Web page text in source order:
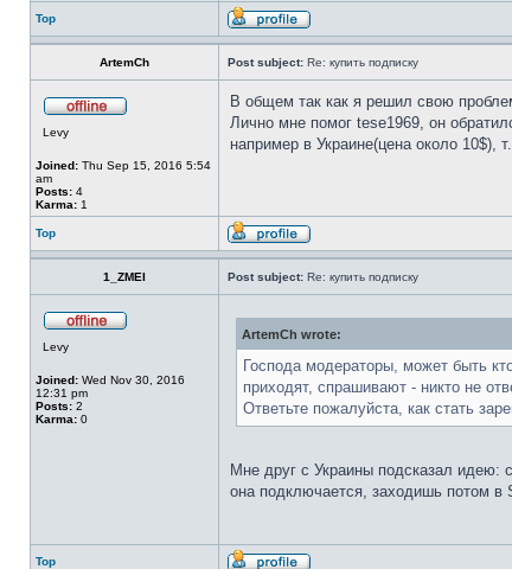
Top
ArtemCh Post subject: Re: купить подписку
Levy
Joined: Thu Sep 15, 2016 5:54
am
Posts: 4
Karma: 1
В общем так как я решил свою
Лично мне помог tese1969, он
например в Украине(цена около 10$),
Top
1_ZMEI Post subject: Re: купить подписку
Levy
Joined: Wed Nov 30, 2016
12:31 pm
Posts: 2
Karma: 0
ArtemCh wrote:
Господа модераторы, может быть
приходят, спрашивают - никто не
Ответьте пожалуйста, как стать
Мне друг с Украины подсказал идею:
она подключается, заходишь потом в
Top